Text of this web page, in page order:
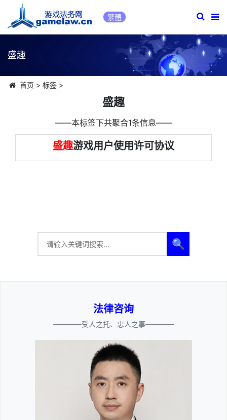
繁體
盛趣
首页 > 标签>
盛趣
――本标签下共聚合1条信息――
盛趣游戏用户使用许可协议
🔍
法律咨询
————受人之托、忠人之事————